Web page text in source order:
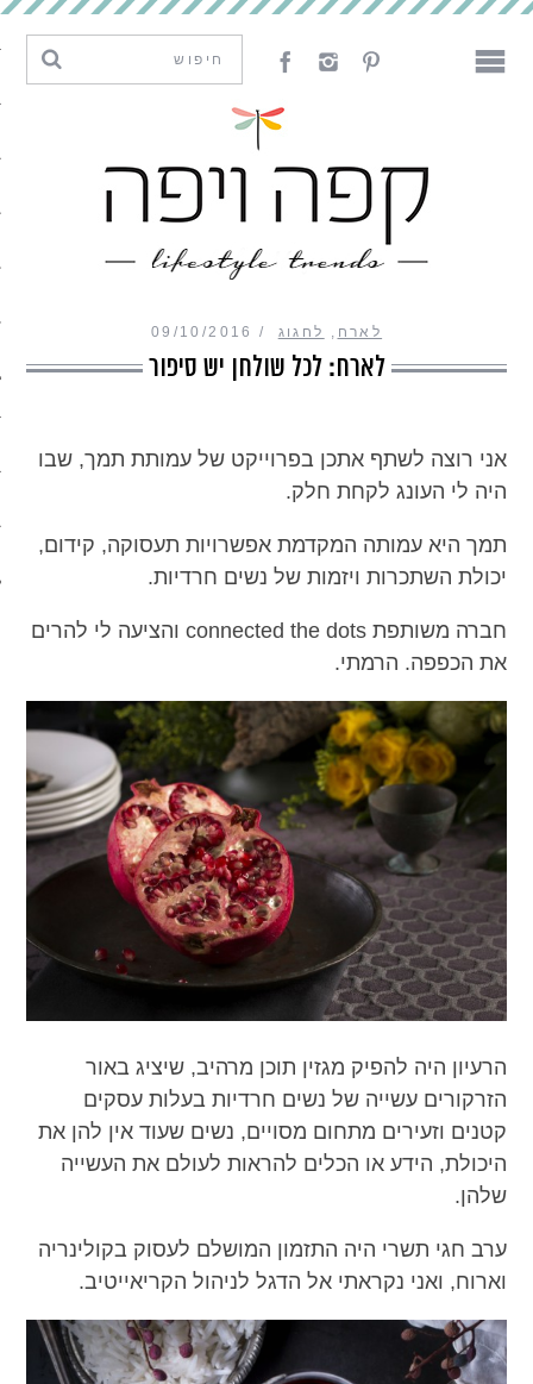
אמנות
מכון כושר מנטלי
לארח , לחגוג 09/10/2016
לארח: לכל שולחן יש סיפור
אני רוצה לשתף אתכן בפרוייקט של עמותת תמך, שבו
היה לי העונג לקחת חלק.
תמך היא עמותה המקדמת אפשרויות תעסוקה, קידום,
יכולת השתכרות ויזמות של נשים חרדיות.
חברה משותפת connected the dots והציעה לי להרים
את הכפפה. הרמתי.
הרעיון היה להפיק מגזין תוכן מרהיב, שיציג באור
הזרקורים עשייה של נשים חרדיות בעלות עסקים
קטנים וזעירים מתחום מסויים, נשים שעוד אין להן את
היכולת, הידע או הכלים להראות לעולם את העשייה
שלהן.
ערב חגי תשרי היה התזמון המושלם לעסוק בקולינריה
וארוח, ואני נקראתי אל הדגל לניהול הקריאייטיב.